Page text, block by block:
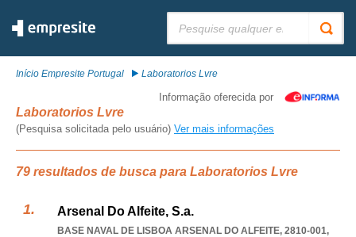
Início Empresite Portugal Laboratorios Lvre
Informação oferecida por
Laboratorios Lvre
(Pesquisa solicitada pelo usuário) Ver mais informações
79 resultados de busca para Laboratorios Lvre
Arsenal Do Alfeite, S.a.
BASE NAVAL DE LISBOA ARSENAL DO ALFEITE, 2810-001,